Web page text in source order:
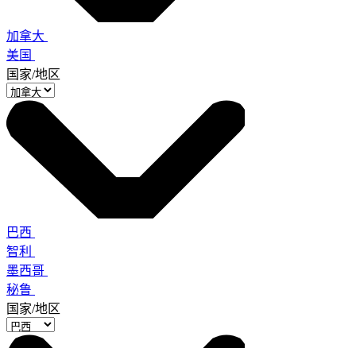
加拿大
美国
国家/地区
巴西
智利
墨西哥
秘鲁
国家/地区